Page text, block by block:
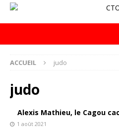
ACCUEIL judo
judo
Alexis Mathieu, le Cagou
1 août 2021